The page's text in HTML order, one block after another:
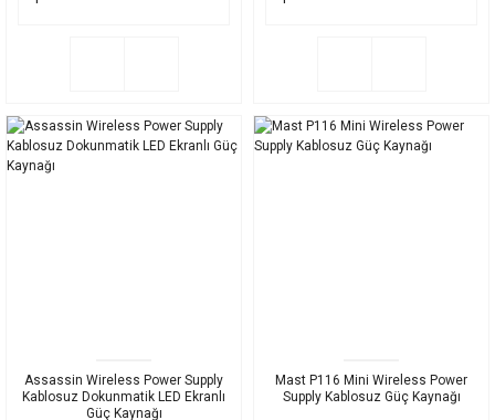
Assassin Wireless Power Supply
Kablosuz Dokunmatik LED Ekranlı
Güç Kaynağı
Mast P116 Mini Wireless Power
Supply Kablosuz Güç Kaynağı